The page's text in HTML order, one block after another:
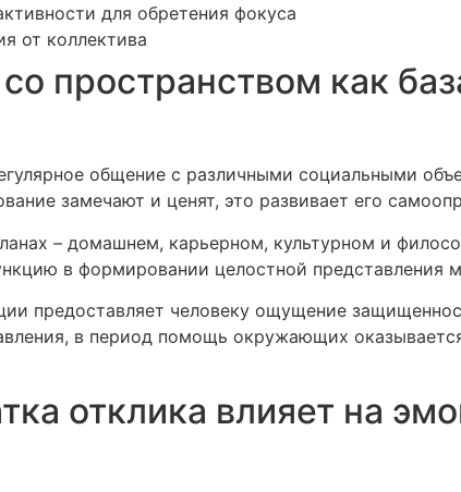
для обретения фокуса
от коллектива
пространством как
общение с различными социальными
замечают и ценят, это развивает его
– домашнем, карьерном, культурном и
в формировании целостной представления
предоставляет человеку ощущение
в период помощь окружающих
отклика влияет на